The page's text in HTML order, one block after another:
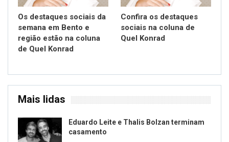
Os destaques sociais da
semana em Bento e
região estão na coluna
de Quel Konrad
Confira os destaques
sociais na coluna de
Quel Konrad
Mais lidas
Eduardo Leite e Thalis Bolzan terminam
casamento